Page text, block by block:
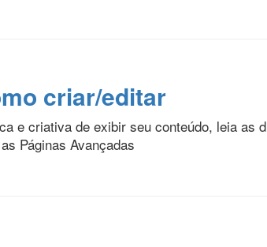
criar/editar
e criativa de exibir seu conteúdo, leia as
Páginas Avançadas